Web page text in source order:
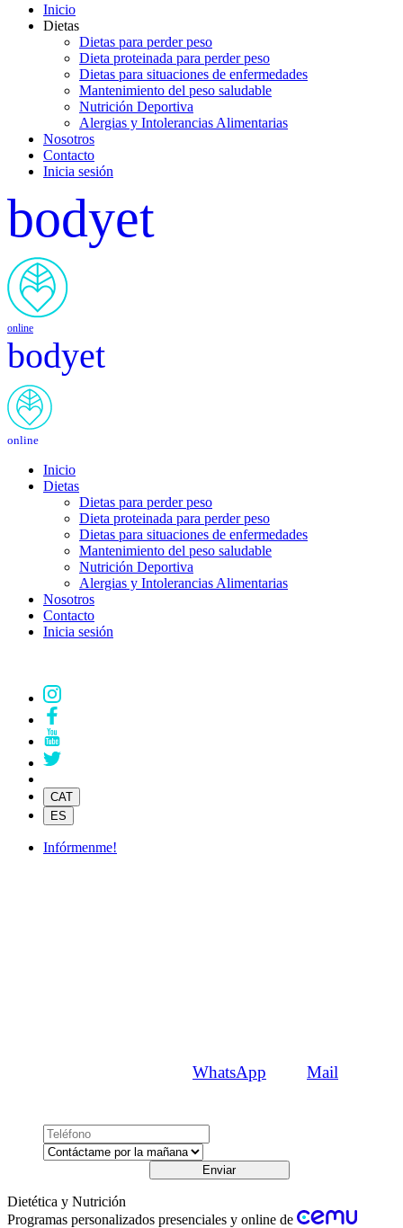
Inicio
Dietas
Dietas para perder peso
Dieta proteinada para perder peso
Dietas para situaciones de enfermedades
Mantenimiento del peso saludable
Nutrición Deportiva
Alergias y Intolerancias Alimentarias
Nosotros
Contacto
Inicia sesión
bodyet
online
bodyet
online
Inicio
Dietas
Dietas para perder peso
Dieta proteinada para perder peso
Dietas para situaciones de enfermedades
Mantenimiento del peso saludable
Nutrición Deportiva
Alergias y Intolerancias Alimentarias
Nosotros
Contacto
Inicia sesión
CAT
ES
Infórmenme!
WhatsApp
Mail
Enviar
Dietética y Nutrición
Programas personalizados presenciales y online de